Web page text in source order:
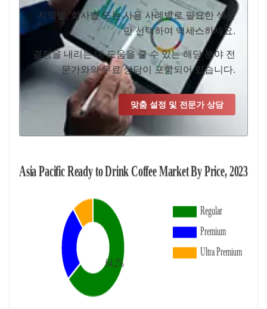
지역별, 회사별 또는 사용 사례별로 필요한 섹션
만 선택하여 액세스하세요.
결정을 내리는 데 도움을 줄 수 있는 해당 분야 전
문가와의 무료 상담이 포함되어 있습니다.
맞춤 설정 및 전문가 상담